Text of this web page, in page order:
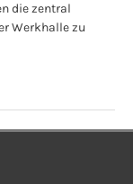
die zentral
Werkhalle zu